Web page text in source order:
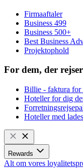
Firmaaftaler
Business 499
Business 500+
Best Business
Projektophold
For dem, der
Billie - faktura for
Hoteller for dig
Hoteller med
Rewards
Alt om vores